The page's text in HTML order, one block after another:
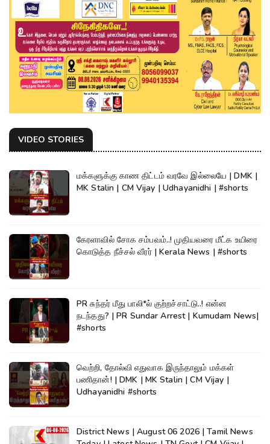
VIDEO STORIES
மக்களுக்கு காண திட்டம் வரவே இல்லையே | DMK |
MK Stalin | CM Vijay | Udhayanidhi | #shorts
கேரளாவில் சோக சம்பவம்..! முதியவரை மீட்க உயிரை
கொடுத்த நீச்சல் வீரர் | Kerala News | #shorts
PR சுந்தர் மீது பாலி*ல் குற்றச்சாட்டு..! என்ன
நடந்தது? | PR Sundar Arrest | Kumudam News|
#shorts
வெற்றி, தோல்வி எதுவாக இருந்தாலும் மக்கள்
பணிதான்! | DMK | MK Stalin | CM Vijay |
Udhayanidhi #shorts
District News | August 06 2026 | Tamil News